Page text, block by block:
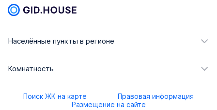
Населённые пункты в регионе
Комнатность
Поиск ЖК на карте
Правовая информация
Размещение на сайте